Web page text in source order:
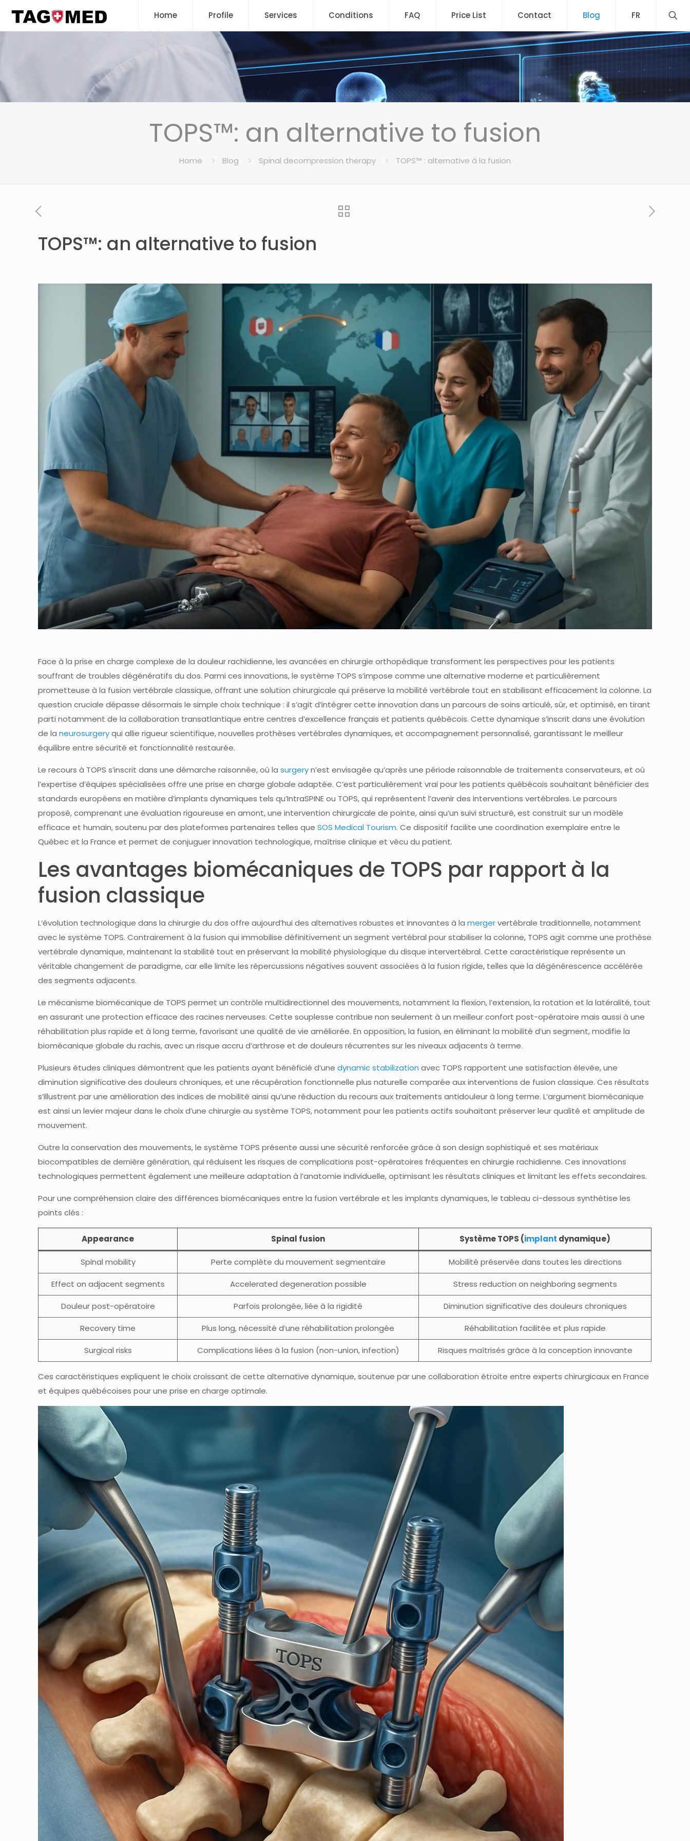
Home Profile Services Conditions FAQ Price List Contact Blog FR
TOPS™: an alternative to fusion
Home Blog Spinal decompression therapy TOPS™ : alternative à la fusion
TOPS™: an alternative to fusion
Face à la prise en charge complexe de la douleur rachidienne, les avancées en chirurgie orthopédique transforment les perspectives pour les patients
souffrant de troubles dégénératifs du dos. Parmi ces innovations, le système TOPS s’impose comme une alternative moderne et particulièrement
prometteuse à la fusion vertébrale classique, offrant une solution chirurgicale qui préserve la mobilité vertébrale tout en stabilisant efficacement la colonne. La
question cruciale dépasse désormais le simple choix technique : il s’agit d’intégrer cette innovation dans un parcours de soins articulé, sûr, et optimisé, en tirant
parti notamment de la collaboration transatlantique entre centres d’excellence français et patients québécois. Cette dynamique s’inscrit dans une évolution
de laneurosurgeryqui allie rigueur scientifique, nouvelles prothèses vertébrales dynamiques, et accompagnement personnalisé, garantissant le meilleur
équilibre entre sécurité et fonctionnalité restaurée.
Le recours à TOPS s’inscrit dans une démarche raisonnée, où lasurgeryn’est envisagée qu’après une période raisonnable de traitements conservateurs, et où
l’expertise d’équipes spécialisées offre une prise en charge globale adaptée. C’est particulièrement vrai pour les patients québécois souhaitant bénéficier des
standards européens en matière d’implants dynamiques tels qu’IntraSPINE ou TOPS, qui représentent l’avenir des interventions vertébrales. Le parcours
proposé, comprenant une évaluation rigoureuse en amont, une intervention chirurgicale de pointe, ainsi qu’un suivi structuré, est construit sur un modèle
efficace et humain, soutenu par des plateformes partenaires telles queSOS Medical Tourism. Ce dispositif facilite une coordination exemplaire entre le
Québec et la France et permet de conjuguer innovation technologique, maîtrise clinique et vécu du patient.
Les avantages biomécaniques de TOPS par rapport à la
fusion classique
L’évolution technologique dans la chirurgie du dos offre aujourd’hui des alternatives robustes et innovantes à lamergervertébrale traditionnelle, notamment
avec le système TOPS. Contrairement à la fusion qui immobilise définitivement un segment vertébral pour stabiliser la colonne, TOPS agit comme une prothèse
vertébrale dynamique, maintenant la stabilité tout en préservant la mobilité physiologique du disque intervertébral. Cette caractéristique représente un
véritable changement de paradigme, car elle limite les répercussions négatives souvent associées à la fusion rigide, telles que la dégénérescence accélérée
des segments adjacents.
Le mécanisme biomécanique de TOPS permet un contrôle multidirectionnel des mouvements, notamment la flexion, l’extension, la rotation et la latéralité, tout
en assurant une protection efficace des racines nerveuses. Cette souplesse contribue non seulement à un meilleur confort post-opératoire mais aussi à une
réhabilitation plus rapide et à long terme, favorisant une qualité de vie améliorée. En opposition, la fusion, en éliminant la mobilité d’un segment, modifie la
biomécanique globale du rachis, avec un risque accru d’arthrose et de douleurs récurrentes sur les niveaux adjacents à terme.
Plusieurs études cliniques démontrent que les patients ayant bénéficié d’unedynamic stabilization avec TOPS rapportent une satisfaction élevée, une
diminution significative des douleurs chroniques, et une récupération fonctionnelle plus naturelle comparée aux interventions de fusion classique. Ces résultats
s’illustrent par une amélioration des indices de mobilité ainsi qu’une réduction du recours aux traitements antidouleur à long terme. L’argument biomécanique
est ainsi un levier majeur dans le choix d’une chirurgie au système TOPS, notamment pour les patients actifs souhaitant préserver leur qualité et amplitude de
mouvement.
Outre la conservation des mouvements, le système TOPS présente aussi une sécurité renforcée grâce à son design sophistiqué et ses matériaux
biocompatibles de dernière génération, qui réduisent les risques de complications post-opératoires fréquentes en chirurgie rachidienne. Ces innovations
technologiques permettent également une meilleure adaptation à l’anatomie individuelle, optimisant les résultats cliniques et limitant les effets secondaires.
Pour une compréhension claire des différences biomécaniques entre la fusion vertébrale et les implants dynamiques, le tableau ci-dessous synthétise les
points clés :
Appearance Spinal fusion Système TOPS (implant dynamique)
Spinal mobility Perte complète du mouvement segmentaire Mobilité préservée dans toutes les directions
Effect on adjacent segments Accelerated degeneration possible Stress reduction on neighboring segments
Douleur post-opératoire Parfois prolongée, liée à la rigidité Diminution significative des douleurs chroniques
Recovery time Plus long, nécessité d’une réhabilitation prolongée Réhabilitation facilitée et plus rapide
Surgical risks Complications liées à la fusion (non-union, infection) Risques maîtrisés grâce à la conception innovante
Ces caractéristiques expliquent le choix croissant de cette alternative dynamique, soutenue par une collaboration étroite entre experts chirurgicaux en France
et équipes québécoises pour une prise en charge optimale.